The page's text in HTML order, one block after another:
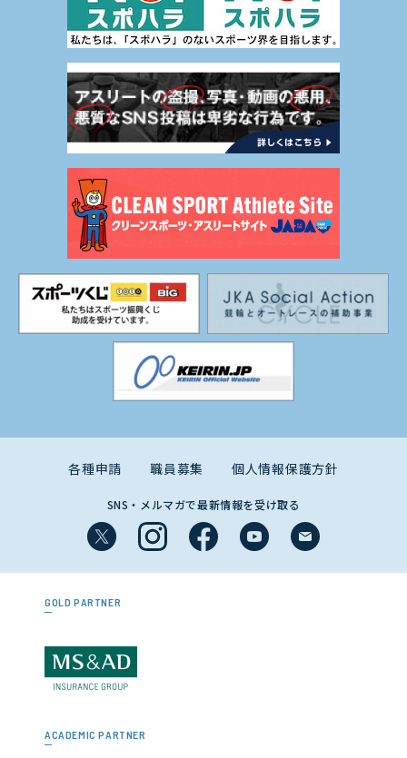
各種申請 職員募集 個人情報保護方針
SNS・メルマガで最新情報を受け取る
GOLD PARTNER
ACADEMIC PARTNER